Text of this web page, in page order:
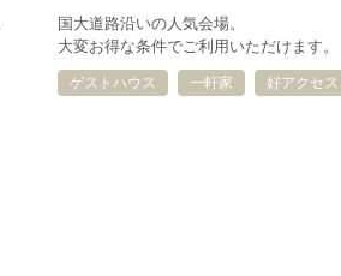
国大道路沿いの人気会場。
大変お得な条件でご利用いただけます。
ゲストハウス 一軒家 好アクセス